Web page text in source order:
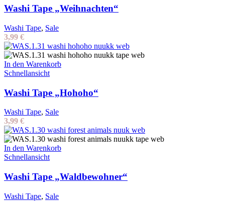
Washi Tape „Weihnachten“
Washi Tape, Sale
3,99 €
In den Warenkorb
Schnellansicht
Washi Tape „Hohoho“
Washi Tape, Sale
3,99 €
In den Warenkorb
Schnellansicht
Washi Tape „Waldbewohner“
Washi Tape, Sale